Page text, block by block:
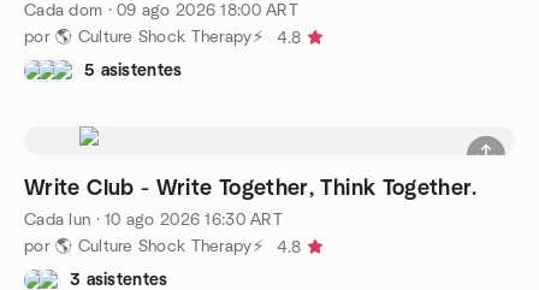
Cada dom ·09 ago 2026 18:00 ART
por 🌎 Culture Shock Therapy⚡
4.8
5 asistentes
Write Club - Write Together, Think Together.
Cada lun ·10 ago 2026 16:30 ART
por 🌎 Culture Shock Therapy⚡
4.8
3 asistentes